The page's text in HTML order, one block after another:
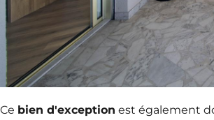
Ce bien d'exception est également